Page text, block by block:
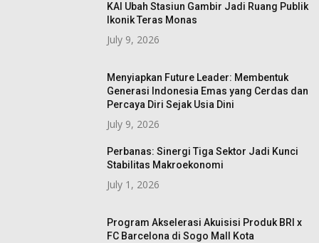
KAI Ubah Stasiun Gambir Jadi Ruang Publik
Ikonik Teras Monas
July 9, 2026
Menyiapkan Future Leader: Membentuk
Generasi Indonesia Emas yang Cerdas dan
Percaya Diri Sejak Usia Dini
July 9, 2026
Perbanas: Sinergi Tiga Sektor Jadi Kunci
Stabilitas Makroekonomi
July 1, 2026
Program Akselerasi Akuisisi Produk BRI x
FC Barcelona di Sogo Mall Kota